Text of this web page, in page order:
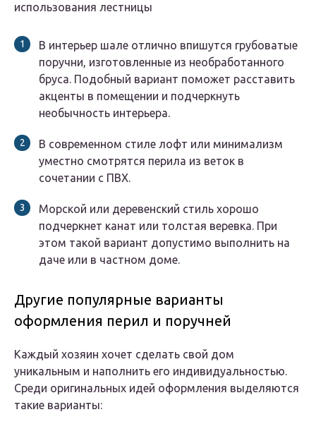
использования лестницы
В интерьер шале отлично впишутся грубоватые
поручни, изготовленные из необработанного
бруса. Подобный вариант поможет расставить
акценты в помещении и подчеркнуть
необычность интерьера.
В современном стиле лофт или минимализм
уместно смотрятся перила из веток в
сочетании с ПВХ.
Морской или деревенский стиль хорошо
подчеркнет канат или толстая веревка. При
этом такой вариант допустимо выполнить на
даче или в частном доме.
Другие популярные варианты
оформления перил и поручней
Каждый хозяин хочет сделать свой дом
уникальным и наполнить его индивидуальностью.
Среди оригинальных идей оформления выделяются
такие варианты: